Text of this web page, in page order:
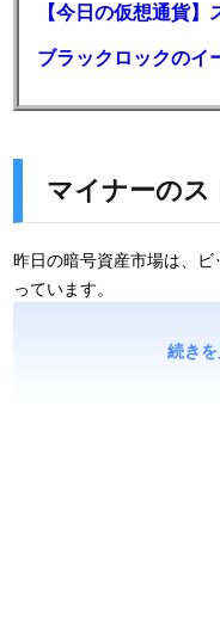
マイナーのス
昨日の暗号資産市場は、
っています。
続きを